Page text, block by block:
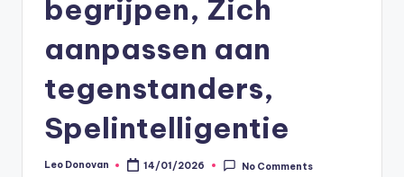
begrijpen, Zich
aanpassen aan
tegenstanders,
Spelintelligentie
Posted
Leo Donovan 14/01/2026 No Comments